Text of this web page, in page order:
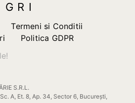
Termeni si Conditii
Politica GDPR
S.R.L.
A, Et. 8, Ap. 34, Sector 6, București,